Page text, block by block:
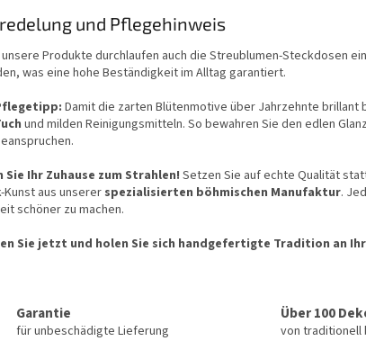
und Pflegehinweis
unsere Produkte durchlaufen auch die Streublumen-Steckdosen
was eine hohe Beständigkeit im Alltag garantiert.
Damit die zarten Blütenmotive über Jahrzehnte
und milden Reinigungsmitteln. So bewahren Sie den edlen
Sie Ihr Zuhause zum Strahlen! Setzen Sie auf echte Qualität
Kunst aus unserer spezialisierten böhmischen Manufaktur.
schöner zu machen.
Sie jetzt und holen Sie sich handgefertigte Tradition an
Garantie
für unbeschädigte Lieferung
Über 100
von traditionell